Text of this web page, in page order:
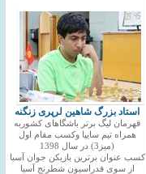
استاد بزرگ شاهین لرپری زنگنه
قهرمان لیگ برتر باشگاهای کشوربه
همراه تیم سایپا وکسب مقام اول
(میز3) در سال 1398
کسب عنوان برترین بازیکن جوان آسیا
از سوی فدراسیون شطرنج آسیا